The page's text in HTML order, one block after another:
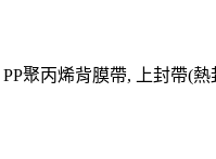
聚丙烯背膜帶, 上封帶(